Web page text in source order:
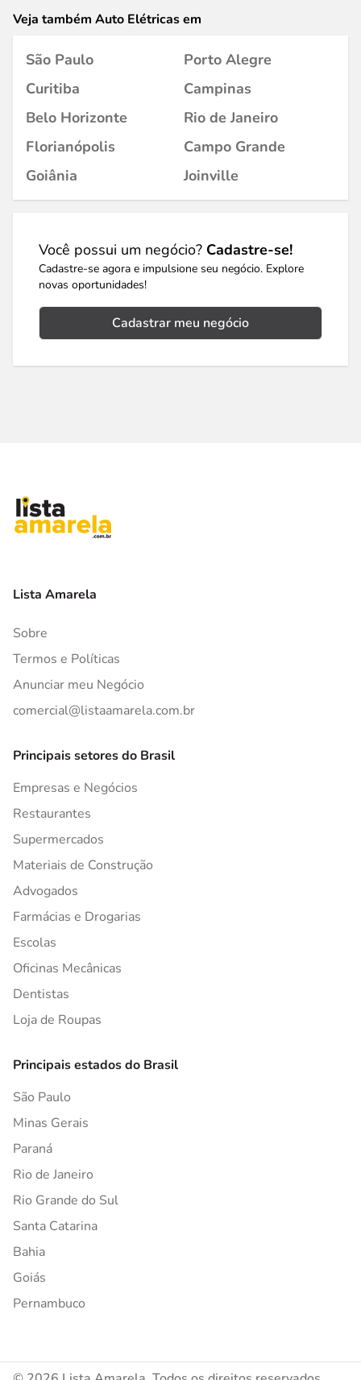
Veja também Auto Elétricas em
São Paulo
Porto Alegre
Curitiba
Campinas
Belo Horizonte
Rio de Janeiro
Florianópolis
Campo Grande
Goiânia
Joinville
Você possui um negócio? Cadastre-se!
Cadastre-se agora e impulsione seu negócio. Explore
novas oportunidades!
Cadastrar meu negócio
Lista Amarela
Sobre
Termos e Políticas
Anunciar meu Negócio
comercial@listaamarela.com.br
Principais setores do Brasil
Empresas e Negócios
Restaurantes
Supermercados
Materiais de Construção
Advogados
Farmácias e Drogarias
Escolas
Oficinas Mecânicas
Dentistas
Loja de Roupas
Principais estados do Brasil
São Paulo
Minas Gerais
Paraná
Rio de Janeiro
Rio Grande do Sul
Santa Catarina
Bahia
Goiás
Pernambuco